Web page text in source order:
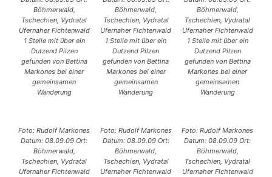
Böhmerwald,
Tschechien, Vydratal
Ufernaher Fichtenwald
1 Stelle mit über ein
Dutzend Pilzen
gefunden von Bettina
Markones bei einer
gemeinsamen
Wanderung
Böhmerwald,
Tschechien, Vydratal
Ufernaher Fichtenwald
1 Stelle mit über ein
Dutzend Pilzen
gefunden von Bettina
Markones bei einer
gemeinsamen
Wanderung
Böhmerwald,
Tschechien, Vydratal
Ufernaher Fichtenwald
1 Stelle mit über ein
Dutzend Pilzen
gefunden von Bettina
Markones bei einer
gemeinsamen
Wanderung
Foto: Rudolf Markones
Datum: 08.09.09 Ort:
Böhmerwald,
Tschechien, Vydratal
Ufernaher Fichtenwald
Foto: Rudolf Markones
Datum: 08.09.09 Ort:
Böhmerwald,
Tschechien, Vydratal
Ufernaher Fichtenwald
Foto: Rudolf Markones
Datum: 08.09.09 Ort:
Böhmerwald,
Tschechien, Vydratal
Ufernaher Fichtenwald